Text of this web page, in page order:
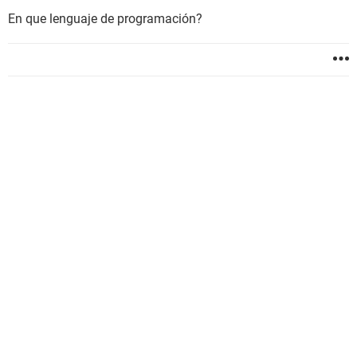
En que lenguaje de programación?